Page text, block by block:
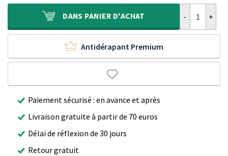
240,00 €.
169,90 €.
DANS PANIER D'ACHAT
Antidérapant Premium
Paiement sécurisé : en avance et après
Livraison gratuite à partir de 70 euros
Délai de réflexion de 30 jours
Retour gratuit